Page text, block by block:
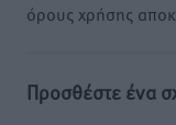
όρους χρήσης
Προσθέστε ένα